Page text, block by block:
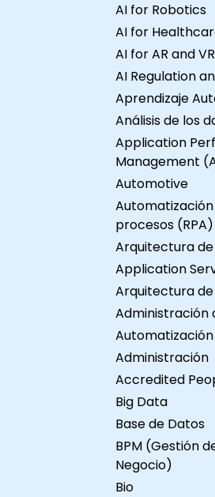
dirigida a
líderes
desean aprender
fundamentos de la
inteligencia
gestionar
para su
finalizar esta
participantes
comprender la
técnico y
estrategias
datos y recursos
organización
gestionar
proyectos de IA. Formato
del curso Conferencias
interactivas y
Abundantes
práctica. Opciones de
personalización
Para solicitar una
formación
para este curso,
contáctenos para
coordinarlo.
AI for Robotics
AI for
AI for AR and VR
AI Regulation
Aprendizaje
Análisis de los
Application
Management
Automotive
procesos (RPA)
Arquitectura
Application
Arquitectura
Administración
Administración
Accredited
Big Data
Base de Datos
BPM (Gestión
Negocio)
Bio